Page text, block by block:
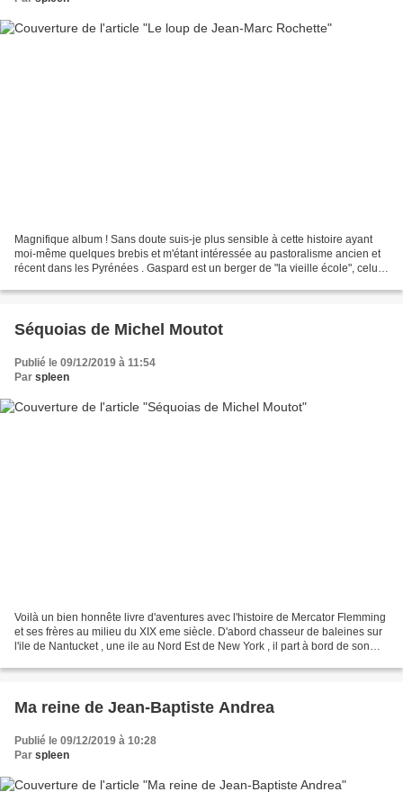
Magnifique album ! Sans doute suis-je plus sensible à cette histoire ayant
moi-même quelques brebis et m'étant intéressée au pastoralisme ancien et
récent dans les Pyrénées . Gaspard est un berger de "la vieille école", celui
Séquoias de Michel Moutot
Publié le 09/12/2019 à 11:54
Par spleen
Voilà un bien honnête livre d'aventures avec l'histoire de Mercator Flemming
et ses frères au milieu du XIX eme siècle. D'abord chasseur de baleines sur
l'ile de Nantucket , une ile au Nord Est de New York , il part à bord de son
Ma reine de Jean-Baptiste Andrea
Publié le 09/12/2019 à 10:28
Par spleen